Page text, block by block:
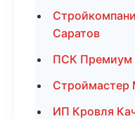
Саратов
ПСК Премиум
Строймастер
ИП Кровля